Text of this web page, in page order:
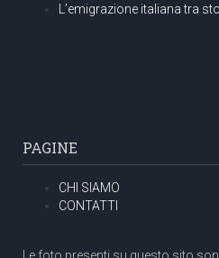
L’emigrazione italiana tra
PAGINE
CHI SIAMO
CONTATTI